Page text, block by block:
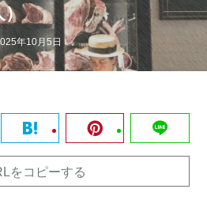
）
年10月5日
をコピーする